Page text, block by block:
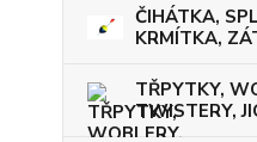
ČIHÁTKA,
KRMÍTKA,
TŘPYTKY,
TWISTERY,